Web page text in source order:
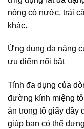
nóng có nước, trái
khác.
Ứng dụng đa năng
ưu điểm nổi bật
Tính đa dụng của
đường kính miệng
ăn trong tô giấy
giúp bạn có thể